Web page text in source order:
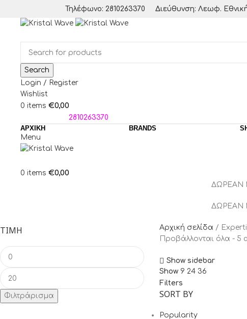
Τηλέφωνο: 2810263370 Διεύθυνση: Λεωφ.
Search
Login / Register
Wishlist
0 items €0,00
2810263370
ΑΡΧΙΚΗ
BRANDS
Menu
0 items €0,00
ΔΩΡΕΑΝ
ΔΩΡΕΑΝ
ΤΙΜΉ
Φιλτράρισμα
Αρχική σελίδα
Προβάλλονται όλα - 5
Show sidebar
Show 9 24 36
Filters
SORT BY
Popularity